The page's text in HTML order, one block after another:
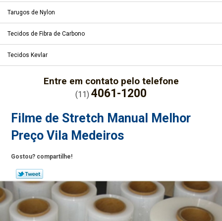
Tarugos de Nylon
Tecidos de Fibra de Carbono
Tecidos Kevlar
Entre em contato pelo telefone
(11) 4061-1200
Filme de Stretch Manual Melhor
Preço Vila Medeiros
Gostou? compartilhe!